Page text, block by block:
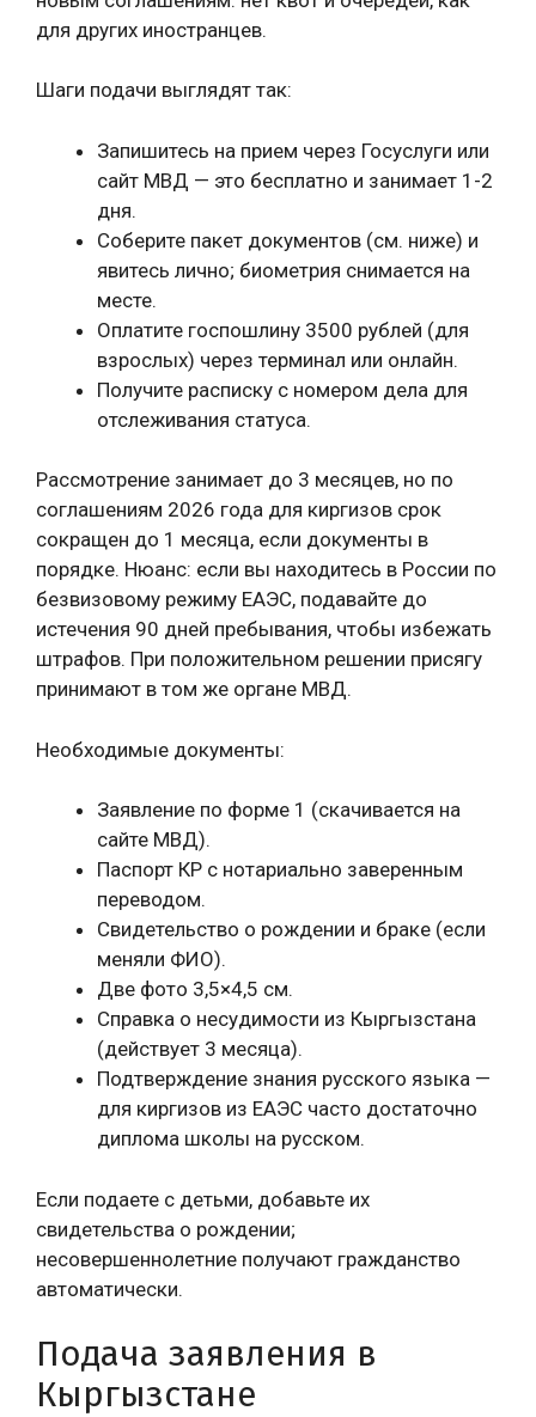
для других иностранцев.
Шаги подачи выглядят так:
Запишитесь на прием через Госуслуги или
сайт МВД — это бесплатно и занимает 1-2
дня.
Соберите пакет документов (см. ниже) и
явитесь лично; биометрия снимается на
месте.
Оплатите госпошлину 3500 рублей (для
взрослых) через терминал или онлайн.
Получите расписку с номером дела для
отслеживания статуса.
Рассмотрение занимает до 3 месяцев, но по
соглашениям 2026 года для киргизов срок
сокращен до 1 месяца, если документы в
порядке. Нюанс: если вы находитесь в России по
безвизовому режиму ЕАЭС, подавайте до
истечения 90 дней пребывания, чтобы избежать
штрафов. При положительном решении присягу
принимают в том же органе МВД.
Необходимые документы:
Заявление по форме 1 (скачивается на
сайте МВД).
Паспорт КР с нотариально заверенным
переводом.
Свидетельство о рождении и браке (если
меняли ФИО).
Две фото 3,5×4,5 см.
Справка о несудимости из Кыргызстана
(действует 3 месяца).
Подтверждение знания русского языка —
для киргизов из ЕАЭС часто достаточно
диплома школы на русском.
Если подаете с детьми, добавьте их
свидетельства о рождении;
несовершеннолетние получают гражданство
автоматически.
Подача заявления в
Кыргызстане